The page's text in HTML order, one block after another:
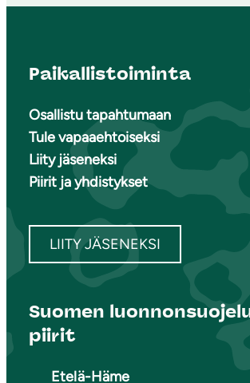
Paikallistoiminta
Osallistu tapahtumaan
Tule vapaaehtoiseksi
Liity jäseneksi
Piirit ja yhdistykset
LIITY JÄSENEKSI
Suomen
piirit
Etelä-Häme